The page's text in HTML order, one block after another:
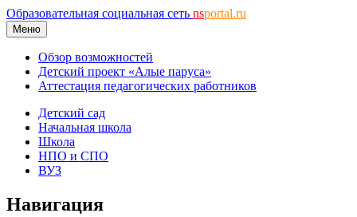
Образовательная социальная сеть nsportal.ru
Меню
Обзор возможностей
Детский проект «Алые паруса»
Аттестация педагогических работников
Детский сад
Начальная школа
Школа
НПО и СПО
ВУЗ
Навигация